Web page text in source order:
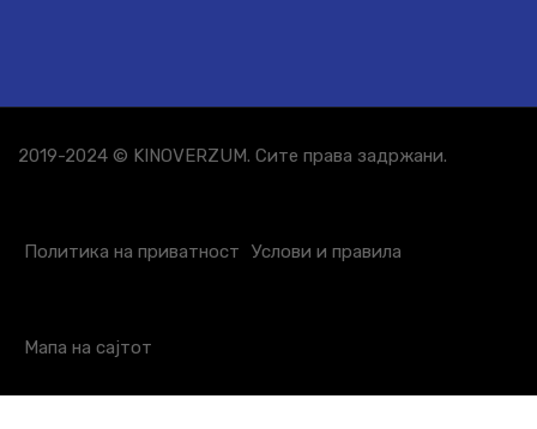
2019-2024 © KINOVERZUM. Сите права задржани.
Политика на приватност Услови и правила
Мапа на сајтот